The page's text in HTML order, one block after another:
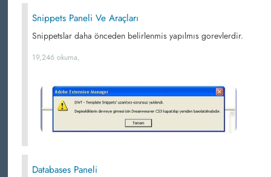
Snippets Paneli Ve Araçları
Snippetslar daha önceden belirlenmis yapılmıs gorevlerdir.
19,246 okuma,
Databases Paneli